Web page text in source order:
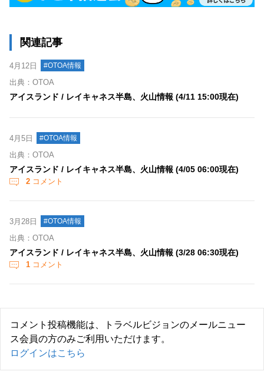
関連記事
4月12日 #OTOA情報
出典：OTOA
アイスランド / レイキャネス半島、火山情報 (4/11 15:00現在)
4月5日 #OTOA情報
出典：OTOA
アイスランド / レイキャネス半島、火山情報 (4/05 06:00現在)
2 コメント
3月28日 #OTOA情報
出典：OTOA
アイスランド / レイキャネス半島、火山情報 (3/28 06:30現在)
1 コメント
コメント投稿機能は、トラベルビジョンのメールニュー
ス会員の方のみご利用いただけます。
ログインはこちら